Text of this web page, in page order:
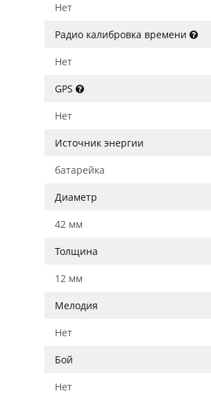
Нет
Радио калибровка времени
Нет
GPS
Нет
Источник энергии
батарейка
Диаметр
42 мм
Толщина
12 мм
Мелодия
Нет
Бой
Нет